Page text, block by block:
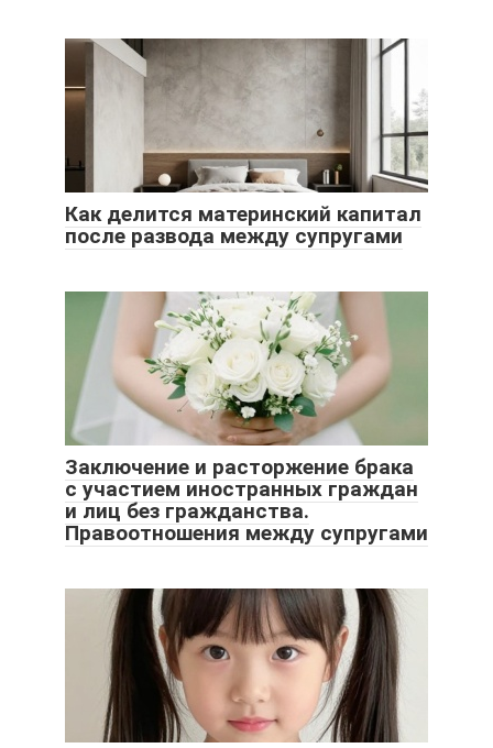
Как делится материнский капитал
после развода между супругами
Заключение и расторжение брака
с участием иностранных граждан
и лиц без гражданства.
Правоотношения между супругами